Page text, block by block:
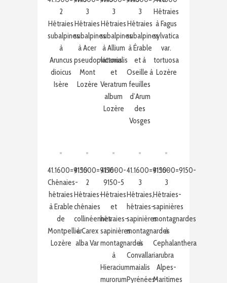
2
Hêtraies
subalpines
à
Aruncus
dioicus
Isère
3
Hêtraies
subalpines
à Acer
pseudoplatanus
Mont
Lozère
3
Hêtraies
subalpines
à Allium
victorialis
et
Veratrum
album
Lozère
3
Hêtraies
subalpines
à Érable
et à
Oseille à
feuilles
d’Arum
des
Vosges
Hêtraies
à Fagus
sylvatica
var.
tortuosa
Lozère
41.1600=9150
Chênaies-
hêtraies
à Erable
de
Montpellier
Lozère
41.1600=9150-
2
Hêtraies-
chênaies
collinéennes
à Carex
alba Var
41.1600-
9150-5
Hêtraies
et
hêtraies-
sapinières
montagnardes
à
Hieracium
murorum
41.1600=9150-
3
Hêtraies,
hêtraies-
sapinières
montagnardes
à
Convallaria
maialis
Pyrénées-
41.1600=9150-
3
Hêtraies-
sapinières
montagnardes
à
Cephalanthera
rubra
Alpes-
Maritimes